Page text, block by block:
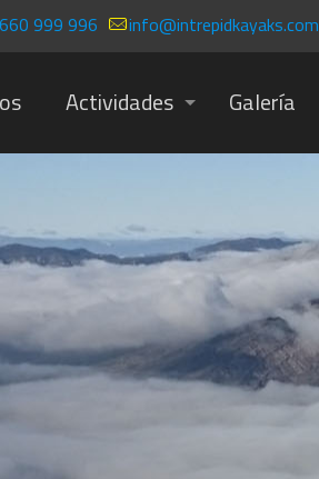
999 996 info@intrepidkayaks.com
Actividades Galería